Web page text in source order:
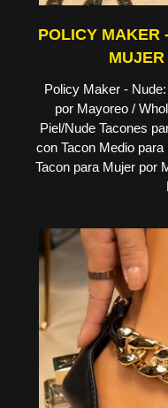
POLICY MAKER
Policy Maker -
por Mayoreo /
Piel/Nude Tacones
con Tacon Medio
Tacon para Mujer por